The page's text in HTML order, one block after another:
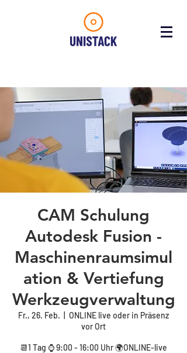
CAM Schulung
Autodesk Fusion -
Maschinenraumsimul
ation & Vertiefung
Werkzeugverwaltung
Fr., 26. Feb.
ONLINE live oder in Präsenz
vor Ort
📆1 Tag ⌚ 9:00 - 16:00 Uhr 🌍ONLINE-live